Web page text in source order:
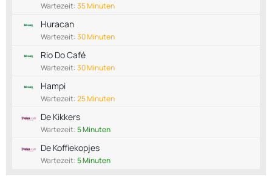
Wartezeit:35 Minuten
Huracan
Wartezeit:30 Minuten
Rio Do Café
Wartezeit:30 Minuten
Hampi
Wartezeit:25 Minuten
De Kikkers
Wartezeit:5 Minuten
De Koffiekopjes
Wartezeit:5 Minuten